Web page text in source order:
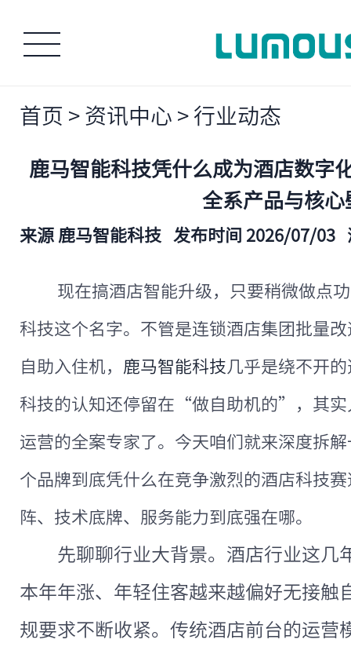
首页 > 资讯中心 > 行业动态
鹿马智能科技凭什么成为酒店数字
全系产品与核心
来源 鹿马智能科技 发布时间 2026/07/03
现在搞酒店智能升级，只要稍微做点
科技这个名字。不管是连锁酒店集团批量
自助入住机， 鹿马智能科技几乎是绕不开
科技的认知还停留在“做自助机的”，其实
运营的全案专家了。今天咱们就来深度拆
个品牌到底凭什么在竞争激烈的酒店科技
阵、技术底牌、服务能力到底强在哪。
先聊聊行业大背景。酒店行业这几
本年年涨、年轻住客越来越偏好无接触
规要求不断收紧。传统酒店前台的运